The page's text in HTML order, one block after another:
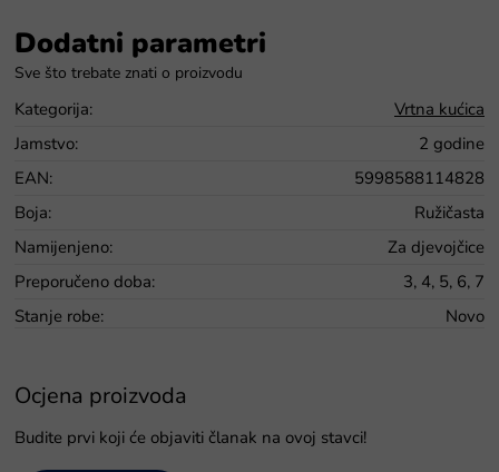
Dodatni parametri
Kategorija:
Vrtna kućica
Jamstvo:
2 godine
EAN:
5998588114828
Boja:
Ružičasta
Namijenjeno:
Za djevojčice
Preporučeno doba:
3, 4, 5, 6, 7
Stanje robe: Novo
Ocjena proizvoda
Budite prvi koji će objaviti članak na ovoj stavci!